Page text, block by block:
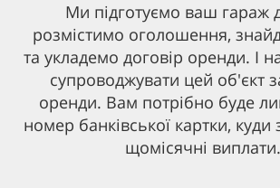
Ми підготуємо ваш гараж
розмістимо оголошення,
та укладемо договір оренди. І
супроводжувати цей об'єкт
оренди. Вам потрібно буде
номер банківської картки, куди
щомісячні виплати.